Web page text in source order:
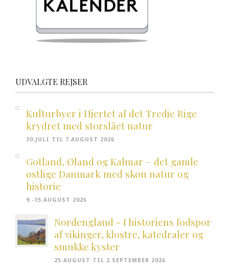
UDVALGTE REJSER
Kulturbyer i Hjertet af det Tredje Rige
krydret med storslået natur
30.JULI TIL 7.AUGUST 2026
Gotland, Øland og Kalmar – det gamle
østlige Danmark med skøn natur og
historie
9.-15.AUGUST 2026
Nordengland - I historiens fodspor
af vikinger, klostre, katedraler og
smukke kyster
25.AUGUST TIL 2.SEPTEMBER 2026